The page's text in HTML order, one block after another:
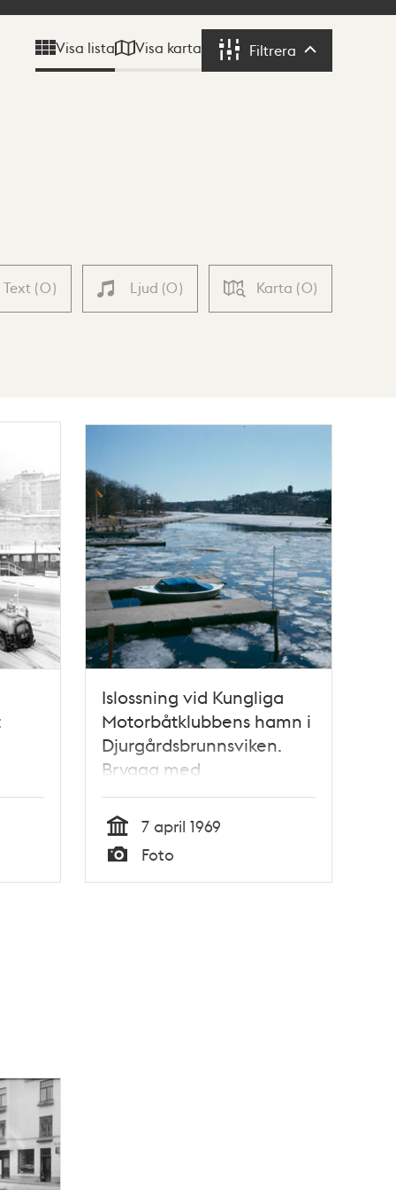
Visa lista Visa karta Filtrera Filtrera
Text (0) Ljud (0) Karta (0)
Islossning vid Kungliga
Motorbåtklubbens hamn i
Djurgårdsbrunnsviken.
Brygga med
bensinpumpar. Vy österut
från Djurgårdsbron
Tid
7 april 1969
Typ
Foto